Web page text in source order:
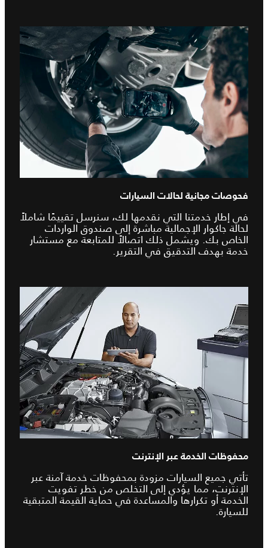
فحوصات مجانية لحالات السيارات
في إطار خدمتنا التي نقدمها لك، سنرسل تقييمًا شاملاً
لحالة جاكوار الإجمالية مباشرة إلى صندوق الواردات
الخاص بك. ويشمل ذلك اتصالاً للمتابعة مع مستشار
خدمة بهدف التدقيق في التقرير.
محفوظات الخدمة عبر الإنترنت
تأتي جميع السيارات مزودة بمحفوظات خدمة آمنة عبر
الإنترنت، مما يؤدي إلى التخلص من خطر تفويت
الخدمة أو تكرارها والمساعدة في حماية القيمة المتبقية
للسيارة.